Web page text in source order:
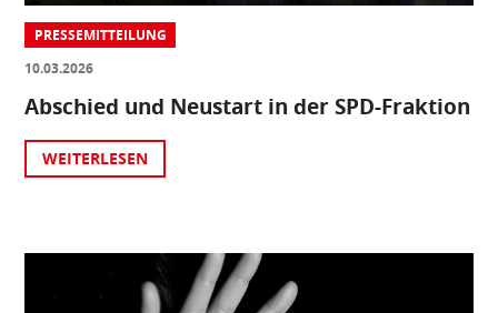
PRESSEMITTEILUNG
10.03.2026
Abschied und Neustart in der SPD-Fraktion
WEITERLESEN